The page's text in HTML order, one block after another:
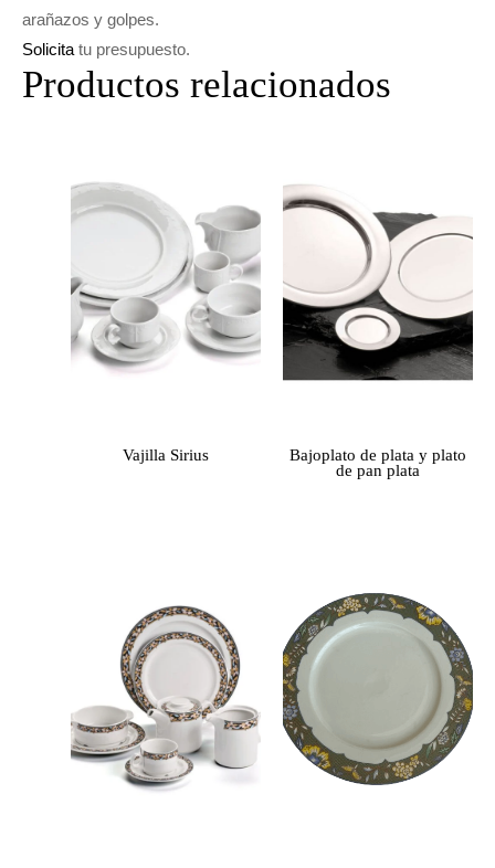
arañazos y golpes.
Solicita tu presupuesto.
Productos relacionados
Vajilla Sirius
Bajoplato de plata y plato
de pan plata